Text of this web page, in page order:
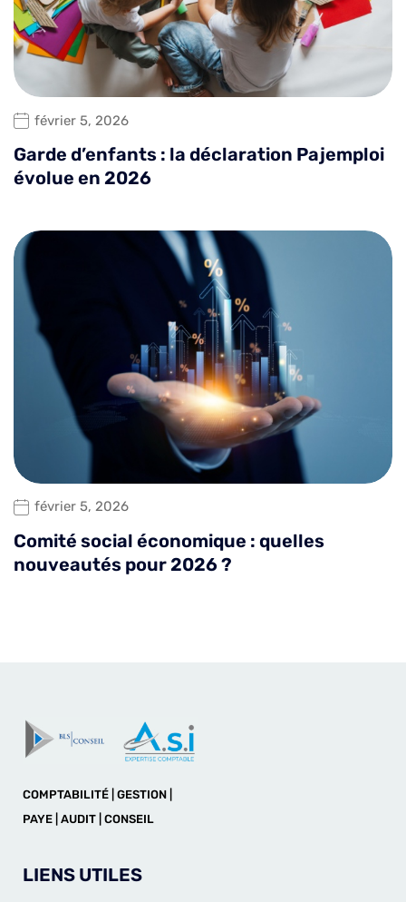
février 5, 2026
Garde d’enfants : la déclaration Pajemploi
évolue en 2026
février 5, 2026
Comité social économique : quelles
nouveautés pour 2026 ?
COMPTABILITÉ | GESTION |
PAYE | AUDIT | CONSEIL
LIENS UTILES